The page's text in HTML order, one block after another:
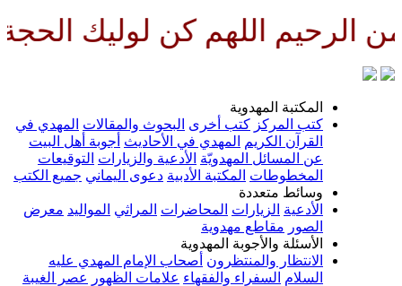
كن لوليك الحجة بن
المهدوية
كتب أخرى البحوث والمقالات المهدي في
المهدي في الأحاديث أجوبة أهل البيت
المسائل المهدويّة الأدعية والزيارات التوقيعات
المكتبة الأدبية دعوى اليماني جميع الكتب
متعددة
الزيارات المحاضرات المراثي المواليد معرض
مقاطع مهدوية
والأجوبة المهدوية
والمنتظرون أصحاب الإمام المهدي عليه
السفراء والفقهاء علامات الظهور عصر الغيبة